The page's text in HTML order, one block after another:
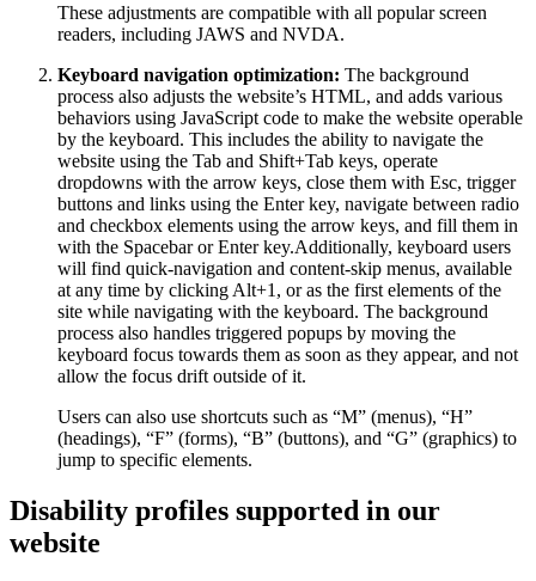
These adjustments are compatible with all popular screen
readers, including JAWS and NVDA.
Keyboard navigation optimization: The background
process also adjusts the website’s HTML, and adds various
behaviors using JavaScript code to make the website operable
by the keyboard. This includes the ability to navigate the
website using the Tab and Shift+Tab keys, operate
dropdowns with the arrow keys, close them with Esc, trigger
buttons and links using the Enter key, navigate between radio
and checkbox elements using the arrow keys, and fill them in
with the Spacebar or Enter key.Additionally, keyboard users
will find quick-navigation and content-skip menus, available
at any time by clicking Alt+1, or as the first elements of the
site while navigating with the keyboard. The background
process also handles triggered popups by moving the
keyboard focus towards them as soon as they appear, and not
allow the focus drift outside of it.
Users can also use shortcuts such as “M” (menus), “H”
(headings), “F” (forms), “B” (buttons), and “G” (graphics) to
jump to specific elements.
Disability profiles supported in our
website